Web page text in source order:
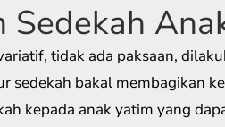
Sedekah
tidak ada paksaan,
sedekah bakal membagikan
kepada anak yatim yang